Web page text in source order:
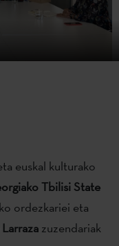
euskal kulturako
Tbilisi State
ordezkariei eta
zuzendariak